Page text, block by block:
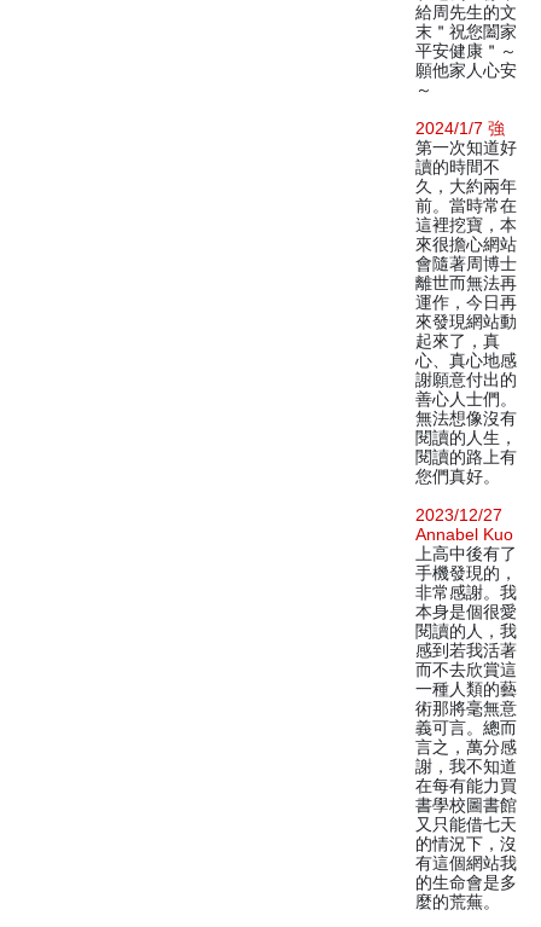
給周先生的文
末＂祝您闔家
平安健康＂～
願他家人心安
～
2024/1/7 強
第一次知道好
讀的時間不
久，大約兩年
前。當時常在
這裡挖寶，本
來很擔心網站
會隨著周博士
離世而無法再
運作，今日再
來發現網站動
起來了，真
心、真心地感
謝願意付出的
善心人士們。
無法想像沒有
閱讀的人生，
閱讀的路上有
您們真好。
2023/12/27
Annabel Kuo
上高中後有了
手機發現的，
非常感謝。我
本身是個很愛
閱讀的人，我
感到若我活著
而不去欣賞這
一種人類的藝
術那將毫無意
義可言。總而
言之，萬分感
謝，我不知道
在每有能力買
書學校圖書館
又只能借七天
的情況下，沒
有這個網站我
的生命會是多
麼的荒蕪。